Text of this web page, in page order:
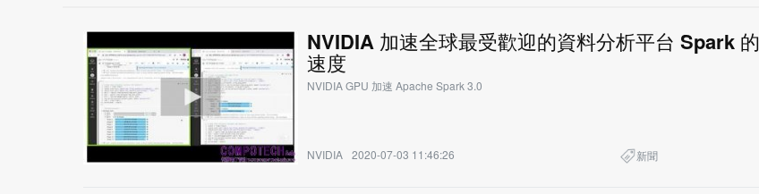
NVIDIA 加速全球最受歡迎的資料分析平台 Spark
速度
NVIDIA GPU 加速 Apache Spark 3.0
NVIDIA 2020-07-03 11:46:26 新聞